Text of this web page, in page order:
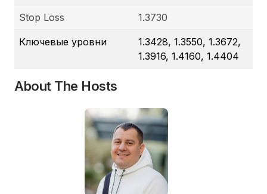
Stop Loss 1.3730
Ключевые уровни
1.3428, 1.3550, 1.3672,
1.3916, 1.4160, 1.4404
About The Hosts